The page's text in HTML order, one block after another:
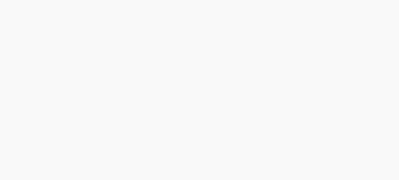
Martins - Banrisul
por uma